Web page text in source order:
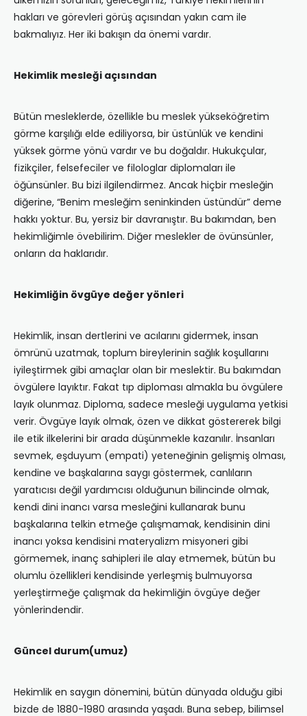
hakları ve görevleri görüş açısından yakın cam ile
bakmalıyız. Her iki bakışın da önemi vardır.
Hekimlik mesleği açısından
Bütün mesleklerde, özellikle bu meslek yükseköğretim
görme karşılığı elde ediliyorsa, bir üstünlük ve kendini
yüksek görme yönü vardır ve bu doğaldır. Hukukçular,
fizikçiler, felsefeciler ve filologlar diplomaları ile
öğünsünler. Bu bizi ilgilendirmez. Ancak hiçbir mesleğin
diğerine, “Benim mesleğim seninkinden üstündür” deme
hakkı yoktur. Bu, yersiz bir davranıştır. Bu bakımdan, ben
hekimliğimle övebilirim. Diğer meslekler de övünsünler,
onların da haklarıdır.
Hekimliğin övgüye değer yönleri
Hekimlik, insan dertlerini ve acılarını gidermek, insan
ömrünü uzatmak, toplum bireylerinin sağlık koşullarını
iyileştirmek gibi amaçlar olan bir meslektir. Bu bakımdan
övgülere layıktır. Fakat tıp diploması almakla bu övgülere
layık olunmaz. Diploma, sadece mesleği uygulama yetkisi
verir. Övgüye layık olmak, özen ve dikkat göstererek bilgi
ile etik ilkelerini bir arada düşünmekle kazanılır. İnsanları
sevmek, eşduyum (empati) yeteneğinin gelişmiş olması,
kendine ve başkalarına saygı göstermek, canlıların
yaratıcısı değil yardımcısı olduğunun bilincinde olmak,
kendi dini inancı varsa mesleğini kullanarak bunu
başkalarına telkin etmeğe çalışmamak, kendisinin dini
inancı yoksa kendisini materyalizm misyoneri gibi
görmemek, inanç sahipleri ile alay etmemek, bütün bu
olumlu özellikleri kendisinde yerleşmiş bulmuyorsa
yerleştirmeğe çalışmak da hekimliğin övgüye değer
yönlerindendir.
Güncel durum(umuz)
Hekimlik en saygın dönemini, bütün dünyada olduğu gibi
bizde de 1880-1980 arasında yaşadı. Buna sebep, bilimsel